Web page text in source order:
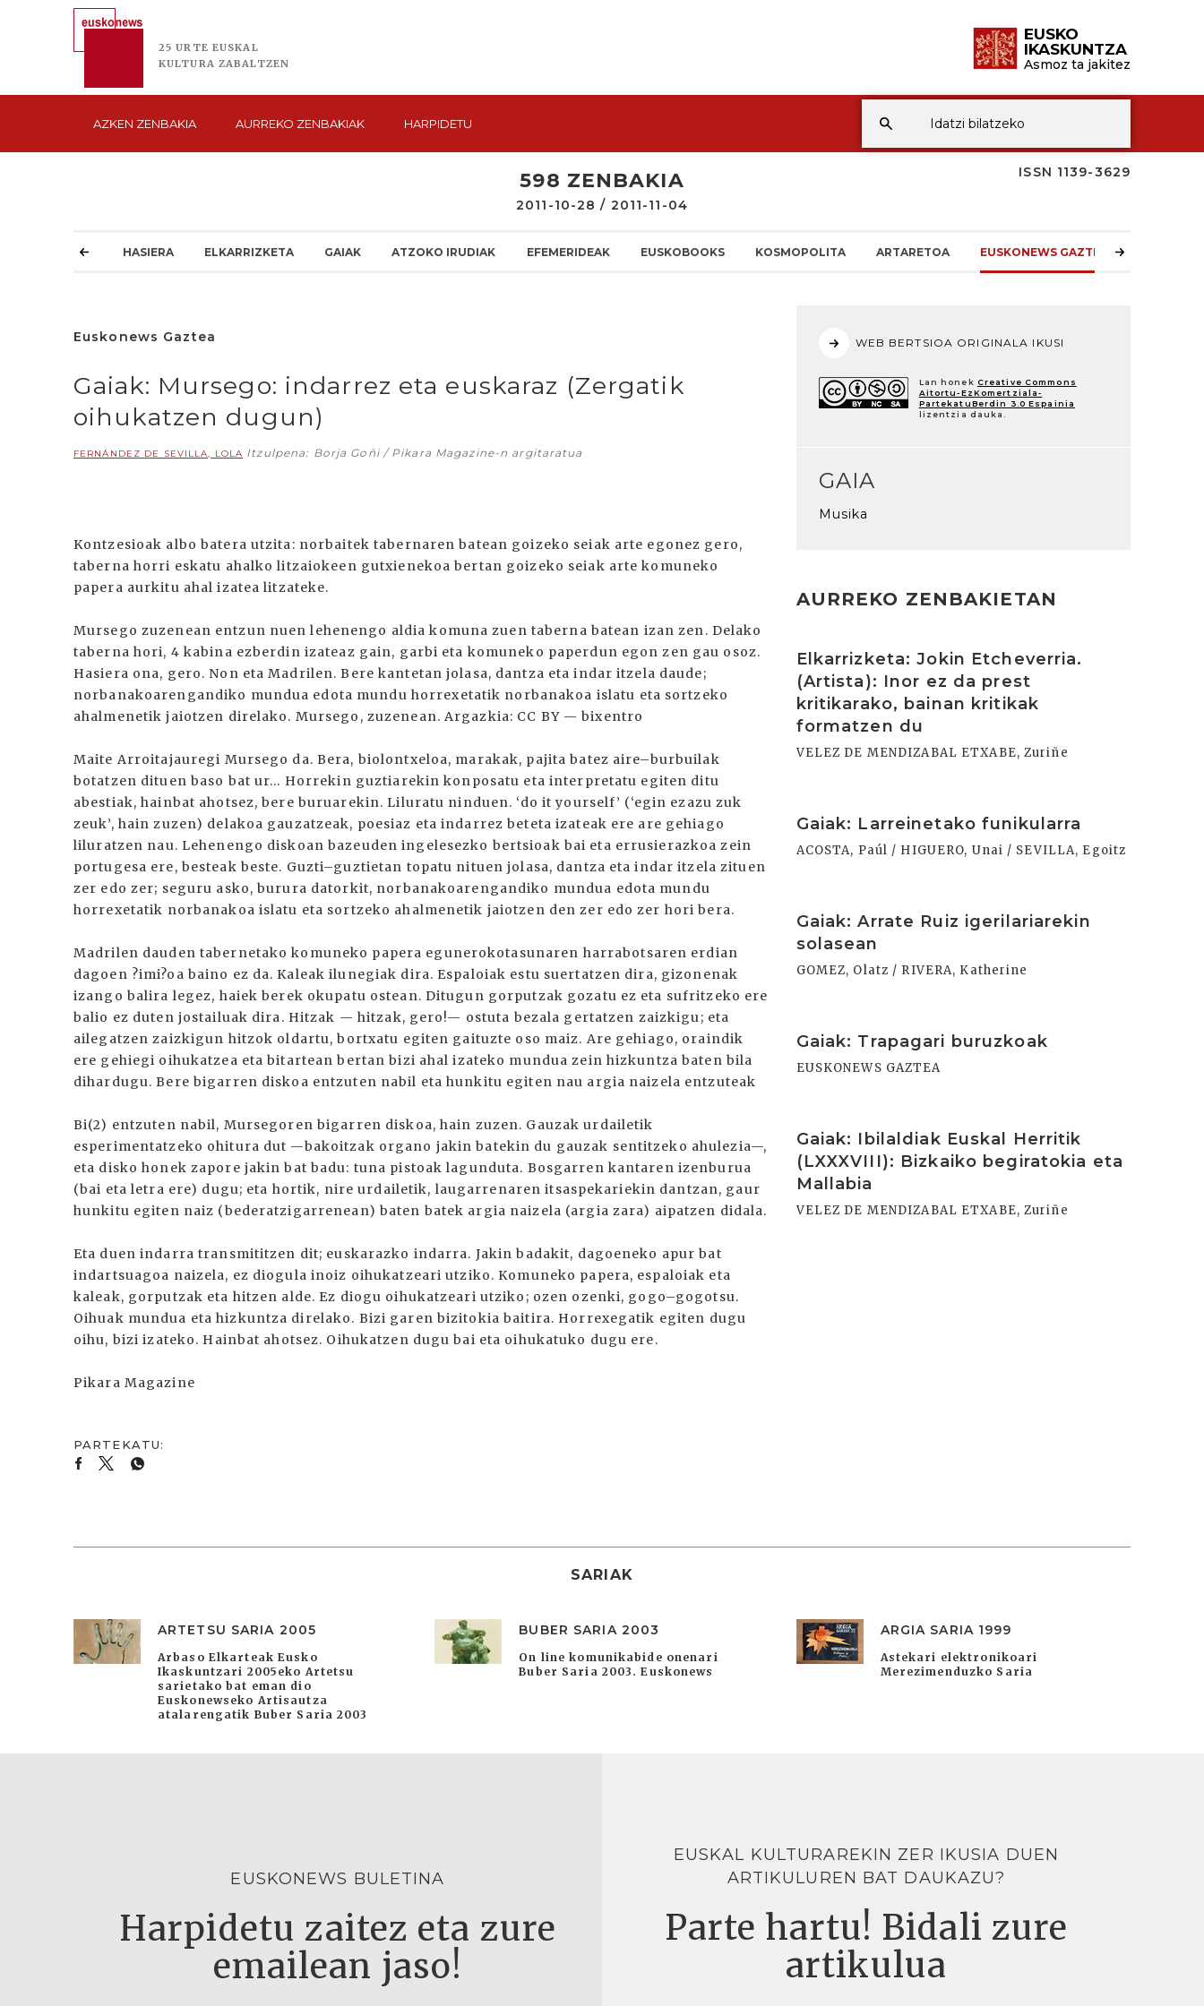
25 URTE EUSKAL
KULTURA ZABALTZEN
EUSKO
IKASKUNTZA
Asmoz ta jakitez
AZKEN ZENBAKIA AURREKO ZENBAKIAK HARPIDETU
ISSN 1139-3629
598 ZENBAKIA
2011-10-28 / 2011-11-04
HASIERA ELKARRIZKETA GAIAK ATZOKO IRUDIAK EFEMERIDEAK EUSKOBOOKS KOSMOPOLITA ARTARETOA EUSKONEWS GAZTEA
Euskonews Gaztea
Gaiak: Mursego: indarrez eta euskaraz (Zergatik
oihukatzen dugun)
FERNÁNDEZ DE SEVILLA, LOLA Itzulpena: Borja Goñi / Pikara Magazine-n argitaratua
Kontzesioak albo batera utzita: norbaitek tabernaren batean goizeko seiak arte egonez gero,
taberna horri eskatu ahalko litzaiokeen gutxienekoa bertan goizeko seiak arte komuneko
papera aurkitu ahal izatea litzateke.
Mursego zuzenean entzun nuen lehenengo aldia komuna zuen taberna batean izan zen. Delako
taberna hori, 4 kabina ezberdin izateaz gain, garbi eta komuneko paperdun egon zen gau osoz.
Hasiera ona, gero. Non eta Madrilen. Bere kantetan jolasa, dantza eta indar itzela daude;
norbanakoarengandiko mundua edota mundu horrexetatik norbanakoa islatu eta sortzeko
ahalmenetik jaiotzen direlako. Mursego, zuzenean. Argazkia: CC BY — bixentro
Maite Arroitajauregi Mursego da. Bera, biolontxeloa, marakak, pajita batez aire–burbuilak
botatzen dituen baso bat ur... Horrekin guztiarekin konposatu eta interpretatu egiten ditu
abestiak, hainbat ahotsez, bere buruarekin. Liluratu ninduen. ‘do it yourself’ (‘egin ezazu zuk
zeuk’, hain zuzen) delakoa gauzatzeak, poesiaz eta indarrez beteta izateak ere are gehiago
liluratzen nau. Lehenengo diskoan bazeuden ingelesezko bertsioak bai eta errusierazkoa zein
portugesa ere, besteak beste. Guzti–guztietan topatu nituen jolasa, dantza eta indar itzela zituen
zer edo zer; seguru asko, burura datorkit, norbanakoarengandiko mundua edota mundu
horrexetatik norbanakoa islatu eta sortzeko ahalmenetik jaiotzen den zer edo zer hori bera.
Madrilen dauden tabernetako komuneko papera egunerokotasunaren harrabotsaren erdian
dagoen ?imi?oa baino ez da. Kaleak ilunegiak dira. Espaloiak estu suertatzen dira, gizonenak
izango balira legez, haiek berek okupatu ostean. Ditugun gorputzak gozatu ez eta sufritzeko ere
balio ez duten jostailuak dira. Hitzak — hitzak, gero!— ostuta bezala gertatzen zaizkigu; eta
ailegatzen zaizkigun hitzok oldartu, bortxatu egiten gaituzte oso maiz. Are gehiago, oraindik
ere gehiegi oihukatzea eta bitartean bertan bizi ahal izateko mundua zein hizkuntza baten bila
dihardugu. Bere bigarren diskoa entzuten nabil eta hunkitu egiten nau argia naizela entzuteak
Bi(2) entzuten nabil, Mursegoren bigarren diskoa, hain zuzen. Gauzak urdailetik
esperimentatzeko ohitura dut —bakoitzak organo jakin batekin du gauzak sentitzeko ahulezia—,
eta disko honek zapore jakin bat badu: tuna pistoak lagunduta. Bosgarren kantaren izenburua
(bai eta letra ere) dugu; eta hortik, nire urdailetik, laugarrenaren itsaspekariekin dantzan, gaur
hunkitu egiten naiz (bederatzigarrenean) baten batek argia naizela (argia zara) aipatzen didala.
Eta duen indarra transmititzen dit; euskarazko indarra. Jakin badakit, dagoeneko apur bat
indartsuagoa naizela, ez diogula inoiz oihukatzeari utziko. Komuneko papera, espaloiak eta
kaleak, gorputzak eta hitzen alde. Ez diogu oihukatzeari utziko; ozen ozenki, gogo–gogotsu.
Oihuak mundua eta hizkuntza direlako. Bizi garen bizitokia baitira. Horrexegatik egiten dugu
oihu, bizi izateko. Hainbat ahotsez. Oihukatzen dugu bai eta oihukatuko dugu ere.
Pikara Magazine
WEB BERTSIOA ORIGINALA IKUSI
Lan honek Creative Commons
Aitortu-EzKomertziala-
PartekatuBerdin 3.0 Espainia
lizentzia dauka.
GAIA
Musika
AURREKO ZENBAKIETAN
Elkarrizketa: Jokin Etcheverria.
(Artista): Inor ez da prest
kritikarako, bainan kritikak
formatzen du
VELEZ DE MENDIZABAL ETXABE, Zuriñe
Gaiak: Larreinetako funikularra
ACOSTA, Paúl / HIGUERO, Unai / SEVILLA, Egoitz
Gaiak: Arrate Ruiz igerilariarekin
solasean
GOMEZ, Olatz / RIVERA, Katherine
Gaiak: Trapagari buruzkoak
EUSKONEWS GAZTEA
Gaiak: Ibilaldiak Euskal Herritik
(LXXXVIII): Bizkaiko begiratokia eta
Mallabia
VELEZ DE MENDIZABAL ETXABE, Zuriñe
SARIAK
ARTETSU SARIA 2005
Arbaso Elkarteak Eusko
Ikaskuntzari 2005eko Artetsu
sarietako bat eman dio
Euskonewseko Artisautza
atalarengatik Buber Saria 2003
BUBER SARIA 2003
On line komunikabide onenari
Buber Saria 2003. Euskonews
ARGIA SARIA 1999
Astekari elektronikoari
Merezimenduzko Saria
EUSKONEWS BULETINA
Harpidetu zaitez eta zure
emailean jaso!
EUSKAL KULTURAREKIN ZER IKUSIA DUEN
ARTIKULUREN BAT DAUKAZU?
Parte hartu! Bidali zure
artikulua